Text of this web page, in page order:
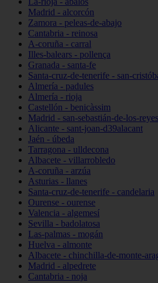
Madrid - alcorcón
Zamora - peleas-de-abajo
Cantabria - reinosa
A-coruña - carral
Illes-balears - pollença
Granada - santa-fe
Santa-cruz-de-tenerife - san-
Almería - padules
Almería - rioja
Castellón - benicàssim
Madrid - san-sebastián-de-los-reyes
Alicante - sant-joan-d39alacant
Jaén - úbeda
Tarragona - ulldecona
Albacete - villarrobledo
A-coruña - arzúa
Asturias - llanes
Santa-cruz-de-tenerife - candelaria
Ourense - ourense
Valencia - algemesí
Sevilla - badolatosa
Las-palmas - mogán
Huelva - almonte
Albacete - chinchilla-de-monte-
Madrid - alpedrete
Cantabria - noja